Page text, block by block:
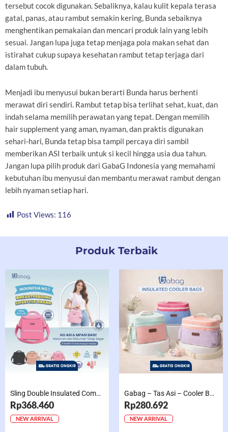
tersebut cocok digunakan. Sebaliknya, kalau kulit kepala terasa
gatal, panas, atau rambut semakin kering, Bunda sebaiknya
menghentikan pemakaian dan mencari produk lain yang lebih
sesuai. Jangan lupa juga tetap menjaga pola makan sehat dan
istirahat cukup supaya kesehatan rambut tetap terjaga dari
dalam tubuh.
Menjadi ibu menyusui bukan berarti Bunda harus berhenti
merawat diri sendiri. Rambut tetap bisa terlihat sehat, kuat, dan
indah selama memilih perawatan yang tepat. Dengan memilih
hair supplement yang aman, nyaman, dan praktis digunakan
sehari-hari, Bunda tetap bisa tampil percaya diri sambil
memberikan ASI terbaik untuk si kecil hingga usia dua tahun.
Jangan lupa pilih produk dari GabaG Indonesia yang memahami
kebutuhan ibu menyusui dan membantu merawat rambut dengan
lebih nyaman setiap hari.
Post Views: 116
Produk Terbaik
Sling Double Insulated Compartment Cappucino Black, Creamy, Salem, Chocolate
Rp368.460
NEW ARRIVAL
Gabag – Tas Asi – Cooler Bag Sling Single Compartment Mint Grape Bubble
Rp280.692
NEW ARRIVAL